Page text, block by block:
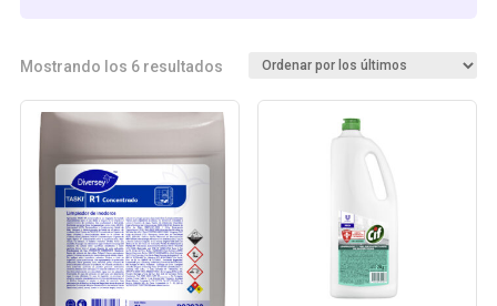
Mostrando los 6 resultadosOrdenado
los